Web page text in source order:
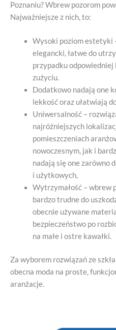
Poznaniu? Wbrew pozorom
Najważniejsze z nich, to:
Wysoki poziom estetyki
elegancki, łatwe do
przypadku odpowiedniej
zużyciu.
Dodatkowo nadają one
lekkość oraz ułatwiają
Uniwersalność –
najróżniejszych
pomieszczeniach
nowoczesnym, jak i
nadają się one zarówno
i użytkowych,
Wytrzymałość – wbrew
bardzo trudne do
obecnie używane
bezpieczeństwo po
na małe i ostre kawałki.
Za wyborem rozwiązań ze
obecna moda na proste,
aranżacje.